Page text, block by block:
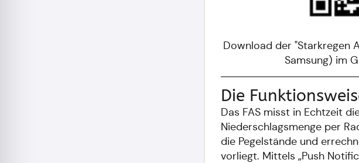
Download der "Starkregen
Samsung) im
Die
Das FAS misst in Echtzeit
Niederschlagsmenge per
die Pegelstände und
vorliegt. Mittels „Push